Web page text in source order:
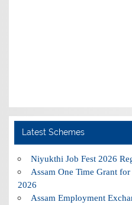
Latest Schemes
Niyukthi Job Fest 2026
Assam One Time Grant
2026
Assam Employment